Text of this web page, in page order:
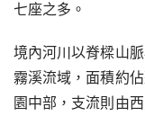
七座之多。
境內河川以脊樑山
霧溪流域，面積約
園中部，支流則由